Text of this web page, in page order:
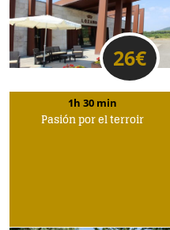
26€
1h 30 min
Pasión por el terroir